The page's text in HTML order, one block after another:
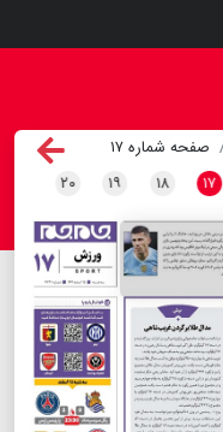
صفحه شماره ۱۷
۱۷ ۱۸ ۱۹ ۲۰